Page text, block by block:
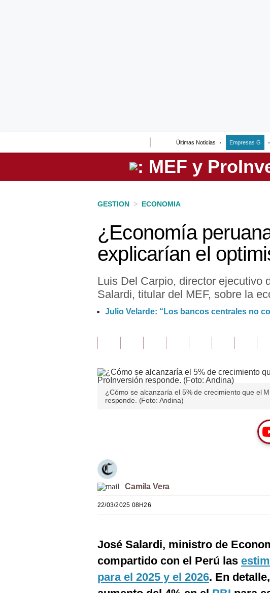
Últimas Noticias Empresas G
Perú
GESTION > ECONOMIA
¿Economía
explicarían el
Luis Del Carpio, director ejecutivo
Salardi, titular del MEF, sobre la
Julio Velarde: “Los bancos centrales no
¿Cómo se alcanzaría el 5% de crecimiento que el
responde. (Foto: Andina)
Camila Vera
22/03/2025 08H26
José Salardi, ministro de
compartido con el Perú las
para el 2025 y el 2026. En